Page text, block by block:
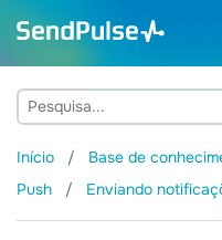
Início Base de
Push
Enviando